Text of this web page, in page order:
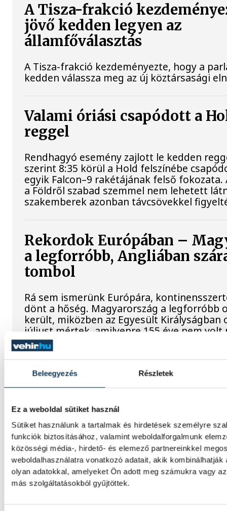
Beleegyezés Részletek
Ez a weboldal sütiket használ
Sütiket használunk a tartalmak és hirdetések személyre
funkciók biztosításához, valamint weboldalforgalmunk
közösségi média-, hirdető- és elemező partnereinkkel
weboldalhasználatra vonatkozó adatait, akik kombinálhatják
olyan adatokkal, amelyeket Ön adott meg számukra vagy
más szolgáltatásokból gyűjtöttek.
A Tisza-frakció
jövő kedden legyen az
államfőválasztás
A Tisza-frakció kezdeményezte, hogy a
kedden válassza meg az új köztársasági
Valami óriási csapódott a
reggel
Rendhagyó esemény zajlott le kedden
szerint 8:35 körül a Hold felszínébe
egyik Falcon–9 rakétájának felső fokozata.
a Földről szabad szemmel nem lehetett
szakemberek azonban távcsövekkel
Rekordok Európában –
a legforróbb, Angliában
tombol
Rá sem ismerünk Európára,
dönt a hőség. Magyarország a legforróbb
került, miközben az Egyesült Királyságban
júliust mértek, amilyenre 155 éve nem
A múltban és ma is rossz
dunai Ínség-szikla
Újra kilátszik a Dunából az aszály hírnöke!
felbukkanása egyet jelentett az
klímaváltozás okozta extrém szárazságra
figyelmet. Elmeséljük a baljós kőtömb
Magyar Péter: